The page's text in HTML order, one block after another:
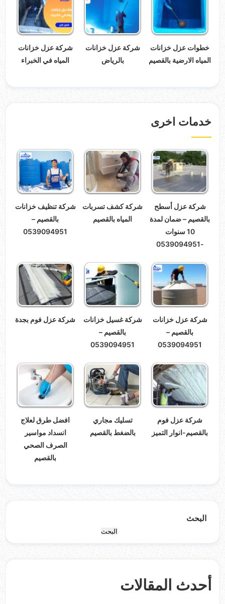
خطوات عزل خزانات
المياه الارضية بالقصيم
شركة عزل خزانات
بالرياض
شركة عزل خزانات
المياه في الخبراء
خدمات اخرى
شركة عزل أسطح
بالقصيم – ضمان لمدة
10 سنوات
-0539094951
شركة كشف تسربات
المياه بالقصيم
شركة تنظيف خزانات
بالقصيم –
0539094951
شركة عزل خزانات
بالقصيم –
0539094951
شركة غسيل خزانات
بالقصيم –
0539094951
شركة عزل فوم بجدة
شركة عزل فوم
بالقصيم-انوار التميز
تسليك مجاري
بالضغط بالقصيم
افضل طرق لعلاج
انسداد مواسير
الصرف الصحي
بالقصيم
البحث
البحث
أحدث المقالات